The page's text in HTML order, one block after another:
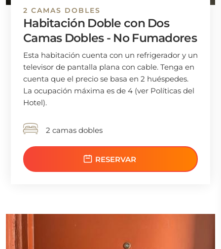
2 CAMAS DOBLES
Habitación Doble con Dos
Camas Dobles - No Fumadores
Esta habitación cuenta con un refrigerador y un
televisor de pantalla plana con cable. Tenga en
cuenta que el precio se basa en 2 huéspedes.
La ocupación máxima es de 4 (ver Políticas del
Hotel).
2 camas dobles
RESERVAR